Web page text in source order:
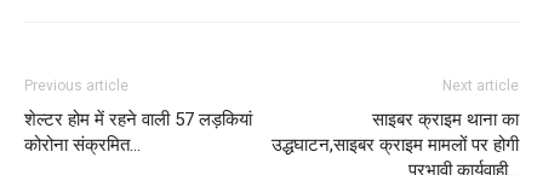
Previous article
शेल्टर होम में रहने वाली 57 लड़कियां
कोरोना संक्रमित…
Next article
साइबर क्राइम थाना का
उद्धघाटन,साइबर क्राइम मामलों पर होगी
प्रभावी कार्यवाही…